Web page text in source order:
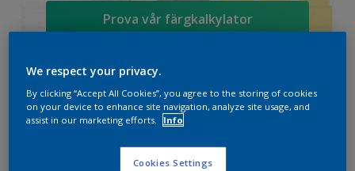
Prova vår färgkalkylator
Ambiance Superfinish Satin snickerifärg
Tvättbar
We respect your privacy.
By clicking “Accept All Cookies”, you agree to the storing of cookies
on your device to enhance site navigation, analyze site usage, and
assist in our marketing efforts.
Info
Cookies Settings